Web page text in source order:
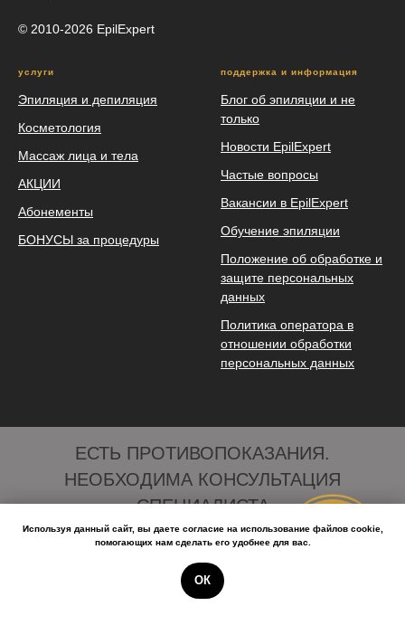
© 2010-2026 EpilEхрert
услуги
Эпиляция и депиляция
Косметология
Массаж лица и тела
АКЦИИ
Абонементы
БОНУСЫ за процедуры
поддержка и информация
Блог об эпиляции и не
только
Новости EpilExpert
Частые вопросы
Вакансии в EpilExpert
Обучение эпиляции
Положение об обработке и
защите персональных
данных
Политика оператора в
отношении обработки
персональных данных
ЕСТЬ ПРОТИВОПОКАЗАНИЯ.
НЕОБХОДИМА КОНСУЛЬТАЦИЯ
СПЕЦИАЛИСТА
Юиридическое предупреждение или отказ от ответственности
Используя данный сайт, вы даете согласие на использование файлов cookie,
помогающих нам сделать его удобнее для вас.
ОК
Онлайн-